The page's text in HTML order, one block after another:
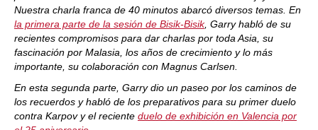
Nuestra charla franca de 40 minutos abarcó diversos temas. En
la primera parte de la sesión de Bisik-Bisik, Garry habló de su
recientes compromisos para dar charlas por toda Asia, su
fascinación por Malasia, los años de crecimiento y lo más
importante, su colaboración con Magnus Carlsen.
En esta segunda parte, Garry dio un paseo por los caminos de
los recuerdos y habló de los preparativos para su primer duelo
contra Karpov y el reciente duelo de exhibición en Valencia por